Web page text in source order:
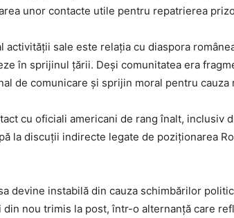
unor contacte utile pentru repatrierea
activității sale este relația cu diaspora
în sprijinul țării. Deși comunitatea era
de comunicare și sprijin moral pentru cauza
cu oficiali americani de rang înalt, inclusiv
la discuții indirecte legate de poziționarea
devine instabilă din cauza schimbărilor
din nou trimis la post, într-o alternanță care